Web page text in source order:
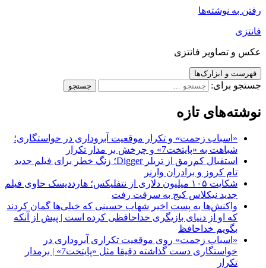
رفتن به نوشته‌ها
فانتزی
عکس و تصاویر فانتزی
فهرست و ابزارک‌ها
جستجو برای:
نوشته‌های تازه
«اسباب زحمت» و تکرار موقعیت آبروداری در خواستگاری؛
شباهت به «پایتخت7» و چرخش بر مدار تکرار
استقبال کم‌رمق از تریلر Digger؛ زنگ خطر برای فیلم جدید
تام کروز و برادران وارنر
شکایت ۱۰۵ میلیون دلاری از نتفلیکس؛ هارددیسک حاوی فیلم
جدید نیکلاس کیج به سرقت رفت
واکنش‌ها به پست اخیر شهاب حسینی که خیلی‌ها گمان کردند
که او از دنیای بازیگری خداحافظی کرده است | پیش از آنکه
بگویم خداحافظ
«اسباب زحمت» روی موقعیت تکراری آبروداری در
خواستگاری دست گذاشته دقیقا مثل «پایتخت7» | برمدار
تکرار